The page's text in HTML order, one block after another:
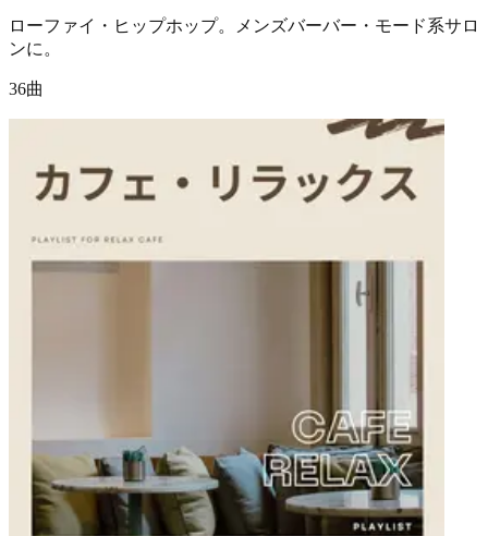
ローファイ・ヒップホップ。メンズバーバー・モード系サロ
ンに。
36曲